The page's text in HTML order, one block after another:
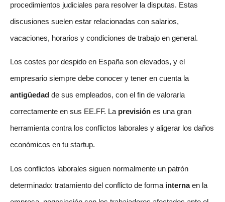
procedimientos judiciales para resolver la disputas. Estas
discusiones suelen estar relacionadas con salarios,
vacaciones, horarios y condiciones de trabajo en general.
Los costes por despido en España son elevados, y el
empresario siempre debe conocer y tener en cuenta la
antigüedad de sus empleados, con el fin de valorarla
correctamente en sus EE.FF. La previsión es una gran
herramienta contra los conflictos laborales y aligerar los daños
económicos en tu startup.
Los conflictos laborales siguen normalmente un patrón
determinado: tratamiento del conflicto de forma internaen la